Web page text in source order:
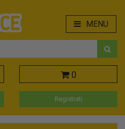
MENU
0
Registrati